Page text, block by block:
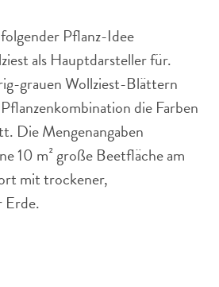
Pflanz-Idee
als Hauptdarsteller für.
grauen Wollziest-Blättern
die Farben
Die Mengenangaben
10 m² große Beetfläche am
mit trockener,
Erde.